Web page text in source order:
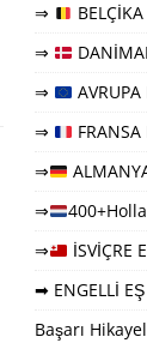
⇒
⇒
⇒
⇒
⇒
⇒
⇒
İSVİÇRE
➡ ENGELLİ
Başarı